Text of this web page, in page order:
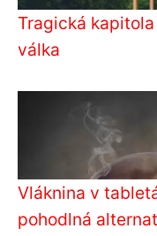
Tragická
válka
Vláknina v
pohodlná